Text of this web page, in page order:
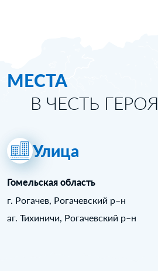
МЕСТА
В ЧЕСТЬ ГЕРОЯ
Улица
Гомельская область
г. Рогачев, Рогачевский р–н
аг. Тихиничи, Рогачевский р–н